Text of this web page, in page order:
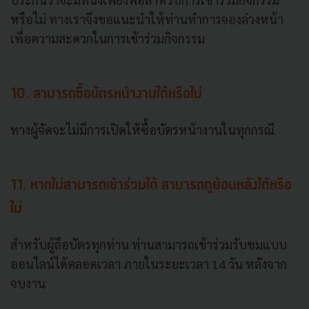
หรือไม่ ทางเราจึงขอแนะนำให้ท่านทำการจองล่วงหน้า
เพื่อความสะดวกในการเข้าร่วมกิจกรรม
10. สามารถซื้อบัตรหน้างานได้หรือไม่
ทางผู้จัดจะไม่มีการเปิดให้ซื้อบัตรหน้างานในทุกกรณี
11. หากไม่สามารถเข้าร่วมได้ สามารถดูย้อนหลังได้หรือ
ไม่
สำหรับผู้ถือบัตรทุกท่าน ท่านสามารถเข้าร่วมรับชมแบบ
ออนไลน์ได้ตลอดเวลา ภายในระยะเวลา 14 วัน หลังจาก
จบงาน